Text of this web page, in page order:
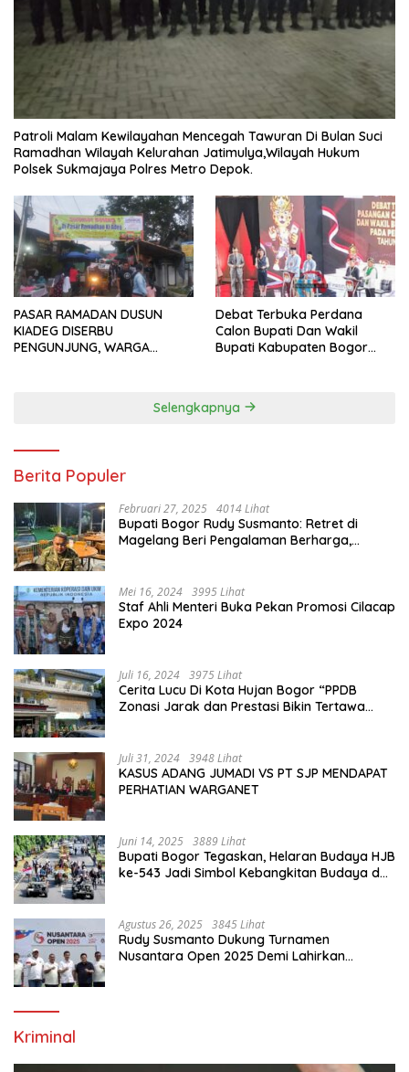
Patroli Malam Kewilayahan Mencegah Tawuran Di Bulan Suci
Ramadhan Wilayah Kelurahan Jatimulya,Wilayah Hukum
Polsek Sukmajaya Polres Metro Depok.
PASAR RAMADAN DUSUN
KIADEG DISERBU
PENGUNJUNG, WARGA
Debat Terbuka Perdana
Calon Bupati Dan Wakil
Bupati Kabupaten Bogor
Selengkapnya
Berita Populer
Februari 27, 2025 4014 Lihat
Bupati Bogor Rudy Susmanto: Retret di
Magelang Beri Pengalaman Berharga,
Mei 16, 2024 3995 Lihat
Staf Ahli Menteri Buka Pekan Promosi Cilacap
Expo 2024
Juli 16, 2024 3975 Lihat
Cerita Lucu Di Kota Hujan Bogor “PPDB
Zonasi Jarak dan Prestasi Bikin Tertawa
Juli 31, 2024 3948 Lihat
KASUS ADANG JUMADI VS PT SJP MENDAPAT
PERHATIAN WARGANET
Juni 14, 2025 3889 Lihat
Bupati Bogor Tegaskan, Helaran Budaya HJB
ke-543 Jadi Simbol Kebangkitan Budaya dan
Agustus 26, 2025 3845 Lihat
Rudy Susmanto Dukung Turnamen
Nusantara Open 2025 Demi Lahirkan
Kriminal